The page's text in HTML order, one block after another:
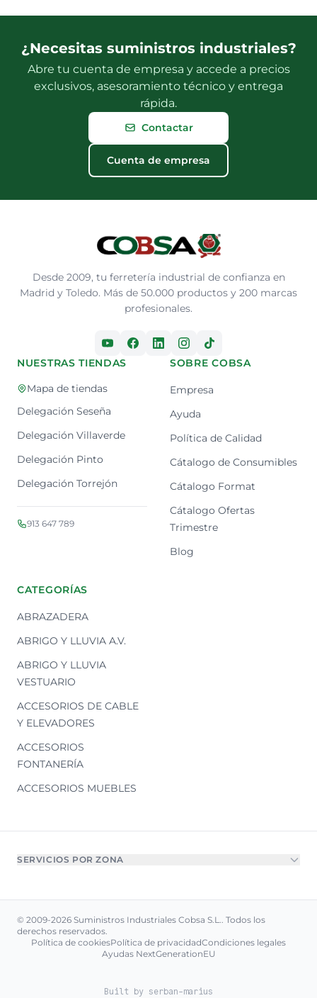
¿Necesitas suministros industriales?
Abre tu cuenta de empresa y accede a precios
exclusivos, asesoramiento técnico y entrega
rápida.
Contactar
Cuenta de empresa
Desde 2009, tu ferretería industrial de confianza en
Madrid y Toledo. Más de 50.000 productos y 200 marcas
profesionales.
NUESTRAS TIENDAS
Mapa de tiendas
Delegación Seseña
Delegación Villaverde
Delegación Pinto
Delegación Torrejón
913 647 789
SOBRE COBSA
Empresa
Ayuda
Política de Calidad
Cátalogo de Consumibles
Cátalogo Format
Cátalogo Ofertas
Trimestre
Blog
CATEGORÍAS
ABRAZADERA
ABRIGO Y LLUVIA A.V.
ABRIGO Y LLUVIA
VESTUARIO
ACCESORIOS DE CABLE
Y ELEVADORES
ACCESORIOS
FONTANERÍA
ACCESORIOS MUEBLES
SERVICIOS POR ZONA
© 2009-2026 Suministros Industriales Cobsa S.L.. Todos los
derechos reservados.
Política de cookiesPolítica de privacidadCondiciones legales
Ayudas NextGenerationEU
Built by serban-marius